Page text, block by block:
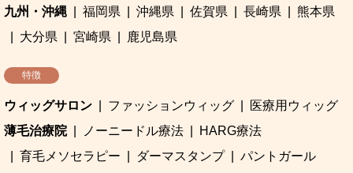
九州・沖縄
福岡県 沖縄県 佐賀県 長崎県
熊本県
大分県
宮崎県 鹿児島県
特徴
ウィッグサロン ファッションウィッグ
医療用ウィッグ
薄毛治療院
ノーニードル療法
HARG療法
育毛メソセラピー
ダーマスタンプ
パントガール